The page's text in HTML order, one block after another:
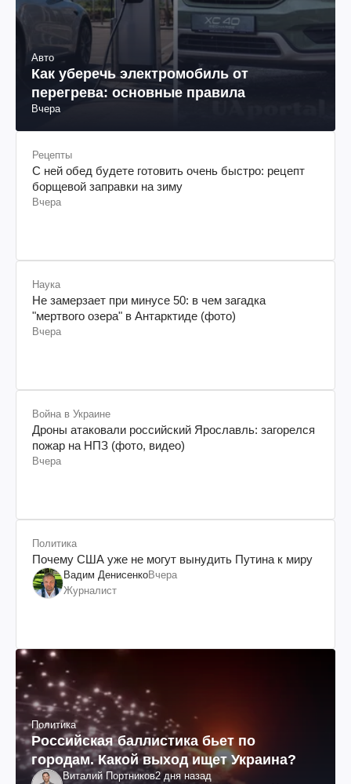
Авто
Как уберечь электромобиль от
перегрева: основные правила
Вчера
Рецепты
С ней обед будете готовить очень быстро: рецепт
борщевой заправки на зиму
Вчера
Наука
Не замерзает при минусе 50: в чем загадка
"мертвого озера" в Антарктиде (фото)
Вчера
Война в Украине
Дроны атаковали российский Ярославль: загорелся
пожар на НПЗ (фото, видео)
Вчера
Политика
Почему США уже не могут вынудить Путина к миру
Вадим ДенисенкоВчера
Журналист
Политика
Российская баллистика бьет по
городам. Какой выход ищет Украина?
Виталий Портников2 дня назад